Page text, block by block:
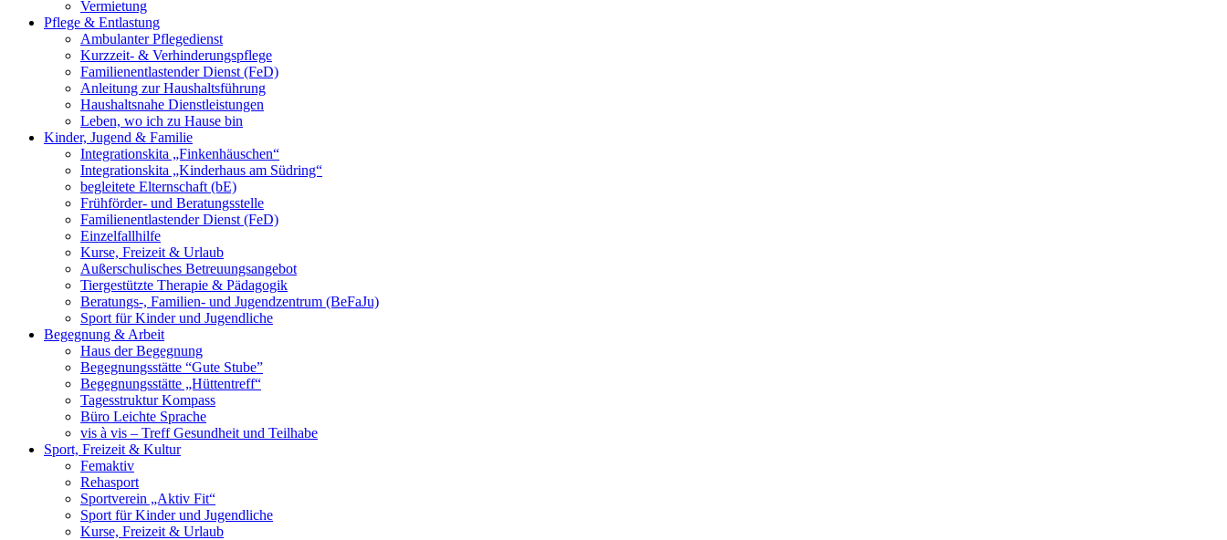
Vermietung
Pflege & Entlastung
Ambulanter Pflegedienst
Kurzzeit- & Verhinderungspflege
Familienentlastender Dienst (FeD)
Anleitung zur Haushaltsführung
Haushaltsnahe Dienstleistungen
Leben, wo ich zu Hause bin
Kinder, Jugend & Familie
Integrationskita „Finkenhäuschen“
Integrationskita „Kinderhaus am Südring“
begleitete Elternschaft (bE)
Frühförder- und Beratungsstelle
Familienentlastender Dienst (FeD)
Einzelfallhilfe
Kurse, Freizeit & Urlaub
Außerschulisches Betreuungsangebot
Tiergestützte Therapie & Pädagogik
Beratungs-, Familien- und Jugendzentrum (BeFaJu)
Sport für Kinder und Jugendliche
Begegnung & Arbeit
Haus der Begegnung
Begegnungsstätte “Gute Stube”
Begegnungsstätte „Hüttentreff“
Tagesstruktur Kompass
Büro Leichte Sprache
vis à vis – Treff Gesundheit und Teilhabe
Sport, Freizeit & Kultur
Femaktiv
Rehasport
Sportverein „Aktiv Fit“
Sport für Kinder und Jugendliche
Kurse, Freizeit & Urlaub